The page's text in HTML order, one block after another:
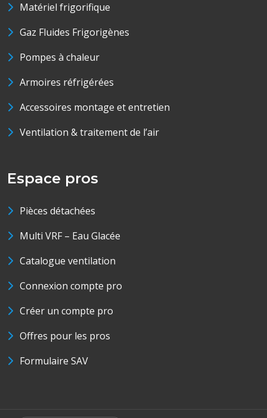
Matériel frigorifique
Gaz Fluides Frigorigènes
Pompes à chaleur
Armoires réfrigérées
Accessoires montage et entretien
Ventilation & traitement de l’air
Espace pros
Pièces détachées
Multi VRF – Eau Glacée
Catalogue ventilation
Connexion compte pro
Créer un compte pro
Offres pour les pros
Formulaire SAV